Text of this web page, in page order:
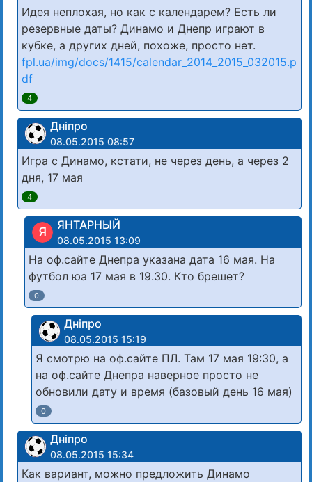
Идея неплохая, но как с календарем? Есть ли
резервные даты? Динамо и Днепр играют в
кубке, а других дней, похоже, просто нет.
fpl.ua/img/docs/1415/calendar_2014_2015_032015.p
df
4
Дніпро
08.05.2015 08:57
Игра с Динамо, кстати, не через день, а через 2
дня, 17 мая
4
Я ЯНТАРНЫЙ
08.05.2015 13:09
На оф.сайте Днепра указана дата 16 мая. На
футбол юа 17 мая в 19.30. Кто брешет?
0
Дніпро
08.05.2015 15:19
Я смотрю на оф.сайте ПЛ. Там 17 мая 19:30, а
на оф.сайте Днепра наверное просто не
обновили дату и время (базовый день 16 мая)
0
Дніпро
08.05.2015 15:34
Как вариант, можно предложить Динамо